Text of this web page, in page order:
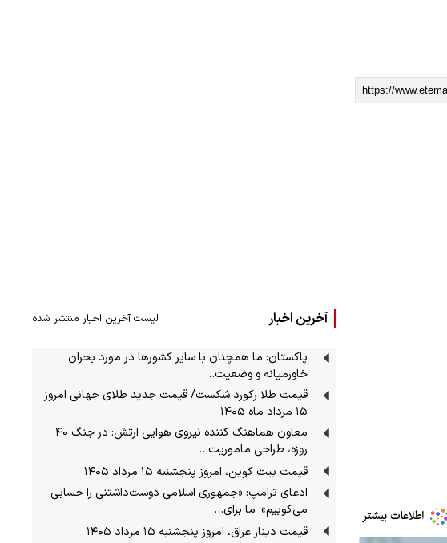
آخرین اخبار لیست آخرین اخبار منتشر شده
پاکستان: ما همچنان با سایر کشورها در مورد بحران
خاورمیانه و وضعیت…
قیمت طلا رکورد شکست/ قیمت جدید طلای جهانی امروز
۱۵ مرداد ماه ۱۴۰۵
معاون هماهنگ کننده نیروی هوایی ارتش: در جنگ ۴۰
روزه، طراحی ماموریت…
قیمت بیت کوین، امروز پنجشنبه ۱۵ مرداد ۱۴۰۵
ادعای ترامپ: «جمهوری اسلامی دوست‌داشتنی را حسابی
می‌کوبیم»؛ ما برای…
قیمت دینار عراق، امروز پنجشنبه ۱۵ مرداد ۱۴۰۵